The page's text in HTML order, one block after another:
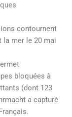
contournent
la mer le 20 mai
bloquées à
(dont 123
a capturé